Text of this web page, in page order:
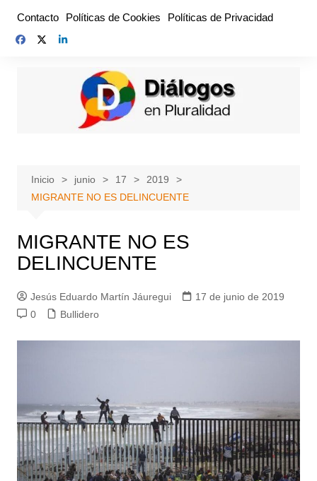
contenido
Contacto Políticas de Cookies Políticas de Privacidad
Inicio junio 17
2019
MIGRANTE NO ES DELINCUENTE
MIGRANTE NO ES
DELINCUENTE
Jesús Eduardo Martín Jáuregui
17 de junio de 2019
0
Bullidero